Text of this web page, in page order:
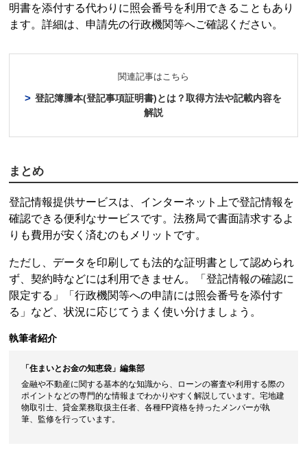
明書を添付する代わりに照会番号を利用できることもあり
ます。詳細は、申請先の行政機関等へご確認ください。
関連記事はこちら
登記簿謄本(登記事項証明書)とは？取得方法や記載内容を
解説
まとめ
登記情報提供サービスは、インターネット上で登記情報を
確認できる便利なサービスです。法務局で書面請求するよ
りも費用が安く済むのもメリットです。
ただし、データを印刷しても法的な証明書として認められ
ず、契約時などには利用できません。「登記情報の確認に
限定する」「行政機関等への申請には照会番号を添付す
る」など、状況に応じてうまく使い分けましょう。
執筆者紹介
「住まいとお金の知恵袋」編集部
金融や不動産に関する基本的な知識から、ローンの審査や利用する際の
ポイントなどの専門的な情報までわかりやすく解説しています。宅地建
物取引士、貸金業務取扱主任者、各種FP資格を持ったメンバーが執
筆、監修を行っています。
閉じる